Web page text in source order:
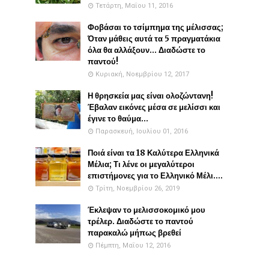
Τετάρτη, Μαΐου 11, 2016
Φοβάσαι το τσίμπημα της μέλισσας;
Όταν μάθεις αυτά τα 5 πραγματάκια
όλα θα αλλάξουν... Διαδώστε το
παντού!
Κυριακή, Νοεμβρίου 12, 2017
Η θρησκεία μας είναι ολοζώντανη!
Έβαλαν εικόνες μέσα σε μελίσσι και
έγινε το θαύμα...
Παρασκευή, Ιουλίου 01, 2016
Ποιά είναι τα 18 Καλύτερα Ελληνικά
Μέλια; Τι λένε οι μεγαλύτεροι
επιστήμονες για το Ελληνικό Μέλι....
Τρίτη, Νοεμβρίου 26, 2019
Έκλεψαν το μελισσοκομικό μου
τρέλερ. Διαδώστε το παντού
παρακαλώ μήπως βρεθεί
Πέμπτη, Μαΐου 12, 2016